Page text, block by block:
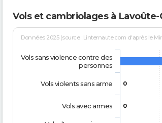
Vols et cambriolages à Lavoûte-
Données 2025 (source : Linternaute.com d'après le
0
0
Vols sans violence contre des
personnes
Vols violents sans arme
Vols avec armes